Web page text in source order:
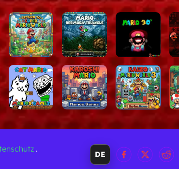
und machen es
urkomischer Lösungen.
und Sounds, die ein
auf
witzigsten und
. Finde die Fallen, überliste die
.
DE